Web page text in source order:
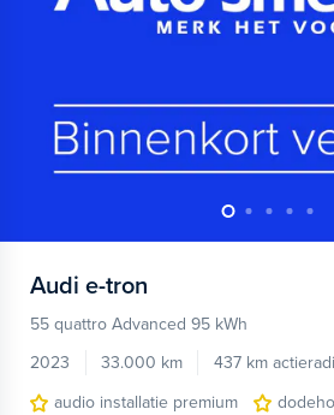
Audi e-tron
55 quattro Advanced 95 kWh
2023
33.000 km 437 km
audio installatie premium